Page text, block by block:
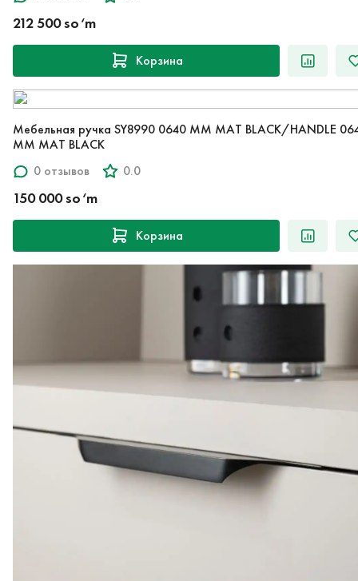
212 500 so‘m
Корзина
Мебельная ручка SY8990 0640 MM MAT BLACK/HANDLE
MM MAT BLACK
0 отзывов
0.0
150 000 so‘m
Корзина